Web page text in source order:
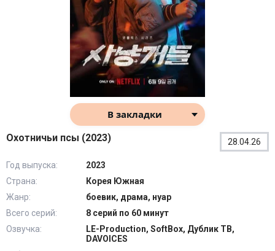
В закладки
Охотничьи псы (2023) 28.04.26
Год выпуска:
2023
Страна:
Корея Южная
Жанр:
боевик, драма, нуар
Всего серий:
8 серий по 60 минут
Озвучка:
LE-Production, SoftBox, Дублик ТВ,
DAVOICES